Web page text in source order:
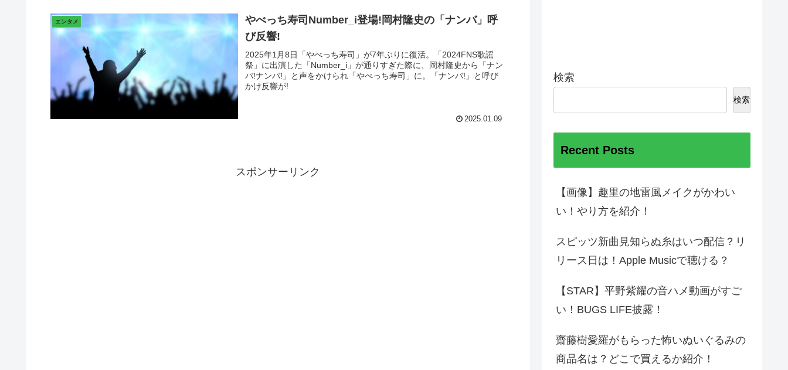
エンタメ
やべっち寿司Number_i登場!岡村隆史の「ナンバ」呼
び反響!
2025年1月8日「やべっち寿司」が7年ぶりに復活。「2024FNS歌謡
祭」に出演した「Number_i」が通りすぎた際に、岡村隆史から「ナン
バ!ナンバ!」と声をかけられ「やべっち寿司」に。「ナンバ!」と呼び
かけ反響が!
2025.01.09
スポンサーリンク
検索
検索
Recent Posts
【画像】趣里の地雷風メイクがかわい
い！やり方を紹介！
スピッツ新曲見知らぬ糸はいつ配信？リ
リース日は！Apple Musicで聴ける？
【STAR】平野紫耀の音ハメ動画がすご
い！BUGS LIFE披露！
齋藤樹愛羅がもらった怖いぬいぐるみの
商品名は？どこで買えるか紹介！